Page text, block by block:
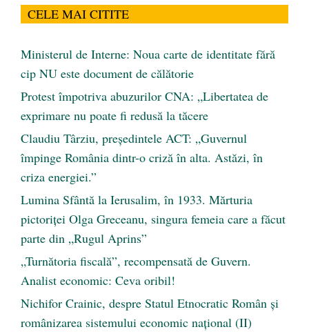
CELE MAI CITITE
Ministerul de Interne: Noua carte de identitate fără
cip NU este document de călătorie
Protest împotriva abuzurilor CNA: „Libertatea de
exprimare nu poate fi redusă la tăcere
Claudiu Târziu, președintele ACT: „Guvernul
împinge România dintr-o criză în alta. Astăzi, în
criza energiei.”
Lumina Sfântă la Ierusalim, în 1933. Mărturia
pictoriței Olga Greceanu, singura femeia care a făcut
parte din „Rugul Aprins”
„Turnătoria fiscală”, recompensată de Guvern.
Analist economic: Ceva oribil!
Nichifor Crainic, despre Statul Etnocratic Român şi
românizarea sistemului economic naţional (II)